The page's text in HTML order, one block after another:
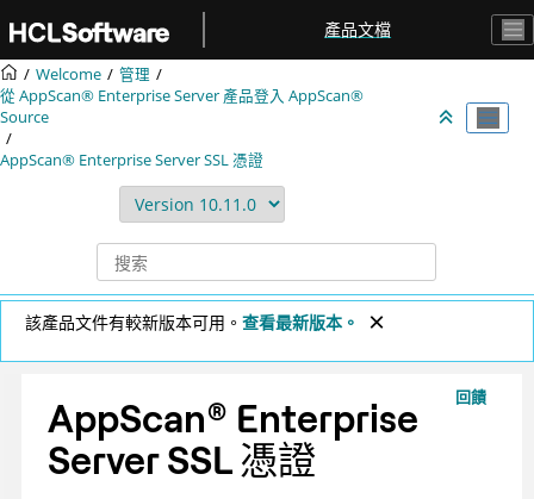
產品文檔
Welcome
管理
從 AppScan® Enterprise Server 產品登入 AppScan®
Source
AppScan® Enterprise ServerSSL 憑證
該產品文件有較新版本可用。 查看最新版本。
回饋
AppScan® Enterprise
ServerSSL 憑證